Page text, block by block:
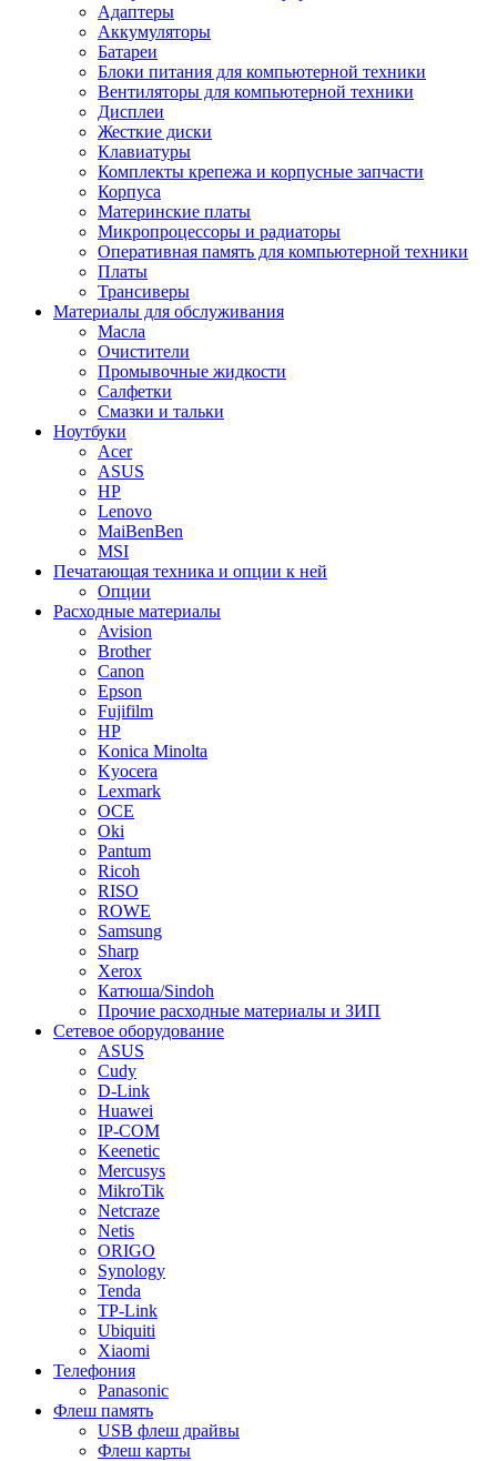
Адаптеры
Аккумуляторы
Батареи
Блоки питания для компьютерной техники
Вентиляторы для компьютерной техники
Дисплеи
Жесткие диски
Клавиатуры
Комплекты крепежа и корпусные запчасти
Корпуса
Материнские платы
Микропроцессоры и радиаторы
Оперативная память для компьютерной техники
Платы
Трансиверы
Материалы для обслуживания
Масла
Очистители
Промывочные жидкости
Салфетки
Смазки и тальки
Ноутбуки
Acer
ASUS
HP
Lenovo
MaiBenBen
MSI
Печатающая техника и опции к ней
Опции
Расходные материалы
Avision
Brother
Canon
Epson
Fujifilm
HP
Konica Minolta
Kyocera
Lexmark
OCE
Oki
Pantum
Ricoh
RISO
ROWE
Samsung
Sharp
Xerox
Катюша/Sindoh
Прочие расходные материалы и ЗИП
Сетевое оборудование
ASUS
Cudy
D-Link
Huawei
IP-COM
Keenetic
Mercusys
MikroTik
Netcraze
Netis
ORIGO
Synology
Tenda
TP-Link
Ubiquiti
Xiaomi
Телефония
Panasonic
Флеш память
USB флеш драйвы
Флеш карты